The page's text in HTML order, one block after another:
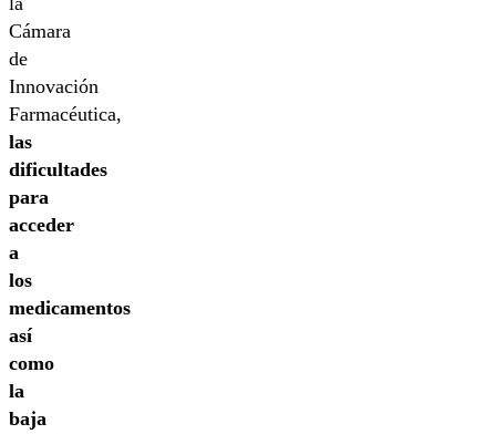
Cámara
de
Innovación
Farmacéutica,
las
dificultades
para
acceder
a
los
medicamentos
así
como
la
baja